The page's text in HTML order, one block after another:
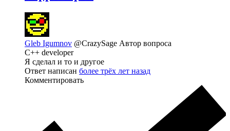
Gleb Igumnov @CrazySage Автор вопроса
C++ developer
Я сделал и то и другое
Ответ написан более трёх лет назад
Комментировать